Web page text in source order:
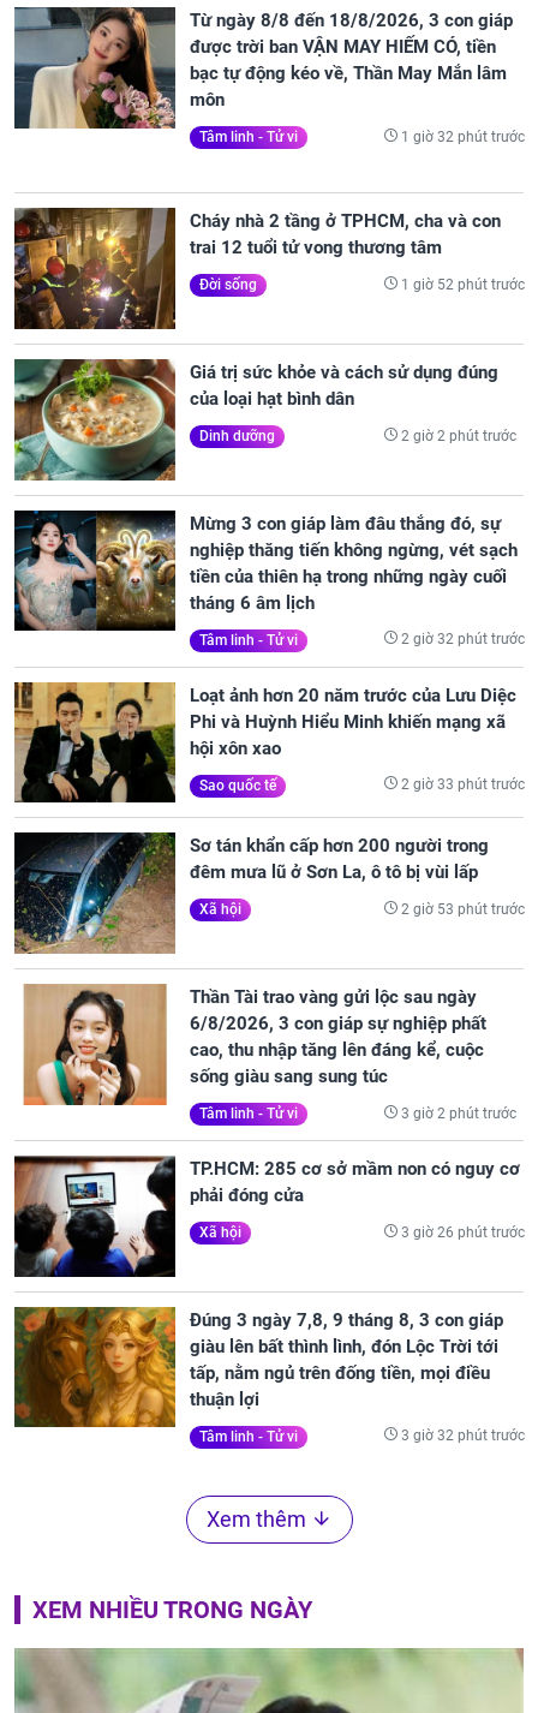
Từ ngày 8/8 đến 18/8/2026, 3 con giáp
được trời ban VẬN MAY HIẾM CÓ, tiền
bạc tự động kéo về, Thần May Mắn lâm
môn
Tâm linh - Tử vi 1 giờ 32 phút trước
Cháy nhà 2 tầng ở TPHCM, cha và con
trai 12 tuổi tử vong thương tâm
Đời sống 1 giờ 52 phút trước
Giá trị sức khỏe và cách sử dụng đúng
của loại hạt bình dân
Dinh dưỡng 2 giờ 2 phút trước
Mừng 3 con giáp làm đâu thắng đó, sự
nghiệp thăng tiến không ngừng, vét sạch
tiền của thiên hạ trong những ngày cuối
tháng 6 âm lịch
Tâm linh - Tử vi 2 giờ 32 phút trước
Loạt ảnh hơn 20 năm trước của Lưu Diệc
Phi và Huỳnh Hiểu Minh khiến mạng xã
hội xôn xao
Sao quốc tế 2 giờ 33 phút trước
Sơ tán khẩn cấp hơn 200 người trong
đêm mưa lũ ở Sơn La, ô tô bị vùi lấp
Xã hội 2 giờ 53 phút trước
Thần Tài trao vàng gửi lộc sau ngày
6/8/2026, 3 con giáp sự nghiệp phất
cao, thu nhập tăng lên đáng kể, cuộc
sống giàu sang sung túc
Tâm linh - Tử vi 3 giờ 2 phút trước
TP.HCM: 285 cơ sở mầm non có nguy cơ
phải đóng cửa
Xã hội 3 giờ 26 phút trước
Đúng 3 ngày 7,8, 9 tháng 8, 3 con giáp
giàu lên bất thình lình, đón Lộc Trời tới
tấp, nằm ngủ trên đống tiền, mọi điều
thuận lợi
Tâm linh - Tử vi 3 giờ 32 phút trước
Xem thêm
XEM NHIỀU TRONG NGÀY